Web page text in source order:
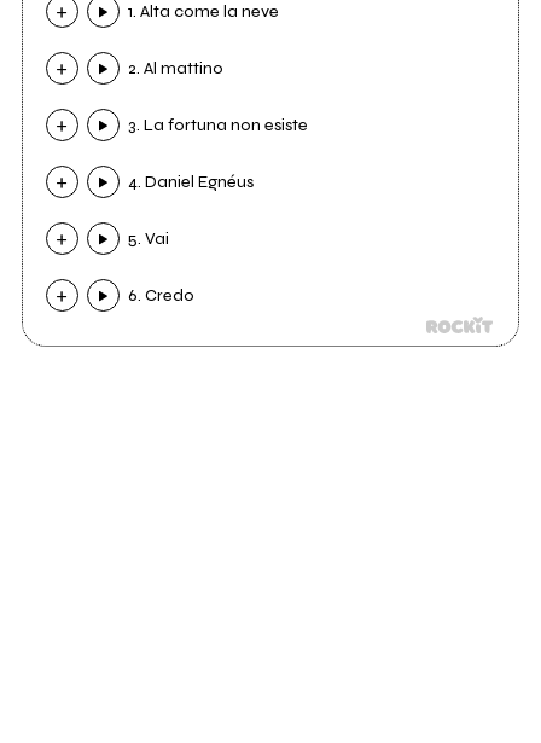
1. Alta come la neve
2. Al mattino
3. La fortuna non esiste
4. Daniel Egnéus
5. Vai
6. Credo